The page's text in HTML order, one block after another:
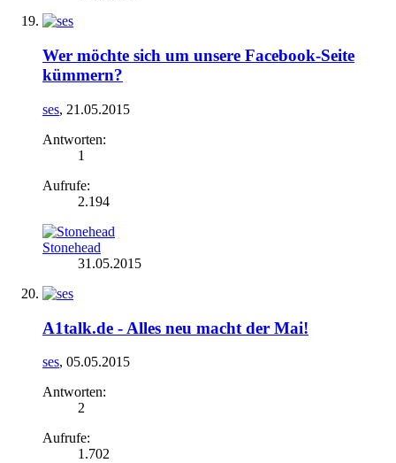
Wer möchte sich um unsere Facebook-Seite
kümmern?
ses, 21.05.2015
Antworten:
1
Aufrufe:
2.194
Stonehead
31.05.2015
A1talk.de - Alles neu macht der Mai!
ses, 05.05.2015
Antworten:
2
Aufrufe:
1.702